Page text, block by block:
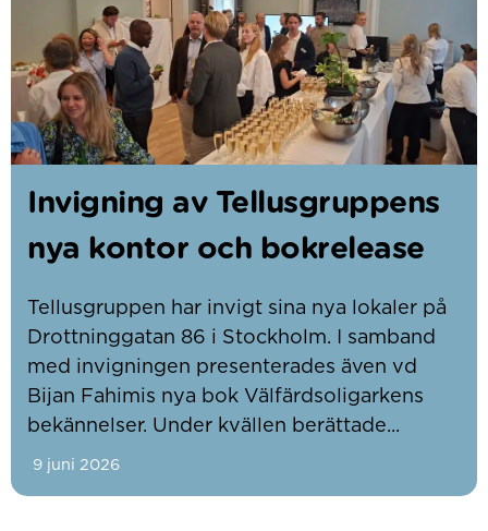
Invigning av Tellusgruppens
nya kontor och bokrelease
Tellusgruppen har invigt sina nya lokaler på
Drottninggatan 86 i Stockholm. I samband
med invigningen presenterades även vd
Bijan Fahimis nya bok Välfärdsoligarkens
bekännelser. Under kvällen berättade...
9 juni 2026